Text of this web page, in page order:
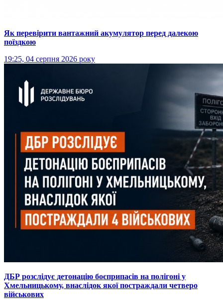
Як перевірити вантажний акумулятор перед далекою
поїздкою
19:25, 04 серпня 2026 року
ДБР розслідує детонацію боєприпасів на полігоні у
Хмельницькому, внаслідок якої постраждали четверо
військових